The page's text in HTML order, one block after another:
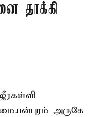
தாக்கி
அருகே